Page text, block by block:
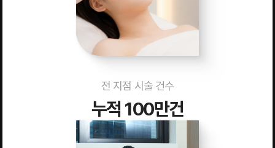
전 지점 시술 건수
누적 100만건